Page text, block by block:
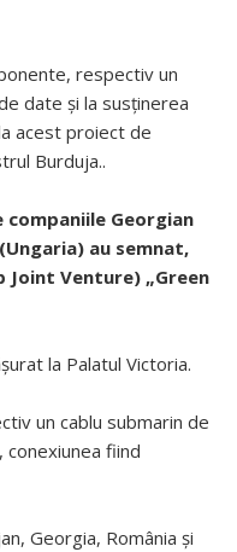
respectiv un
date și la susținerea
acest proiect de
Burduja..
Georgian
au semnat,
Venture) „Green
la Palatul Victoria.
un cablu submarin de
conexiunea fiind
Georgia, România și